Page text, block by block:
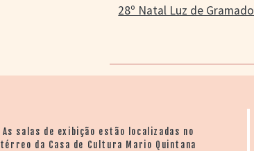
28º Natal Luz de Gramado
As salas de exibição estão localizadas no
térreo da Casa de Cultura Mario Quintana